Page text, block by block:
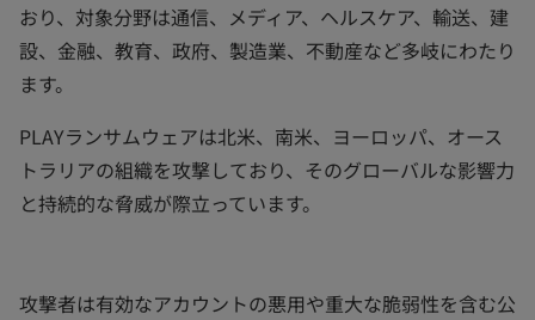
おり、対象分野は通信、メディア、ヘルスケア、輸送、建
設、金融、教育、政府、製造業、不動産など多岐にわたり
ます。
PLAYランサムウェアは北米、南米、ヨーロッパ、オース
トラリアの組織を攻撃しており、そのグローバルな影響力
と持続的な脅威が際立っています。
攻撃者は有効なアカウントの悪用や重大な脆弱性を含む公